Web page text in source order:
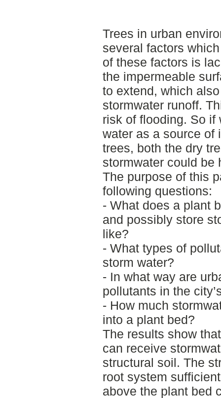
Trees in urban
several factors
of these factors is
the impermeable
to extend, which
stormwater runoff.
risk of flooding. So if
water as a source of
trees, both the dry
stormwater could be
The purpose of this
following questions:
- What does a plant
and possibly store
like?
- What types of
storm water?
- In what way are
pollutants in the
- How much
into a plant bed?
The results show
can receive
structural soil. The
root system
above the plant bed